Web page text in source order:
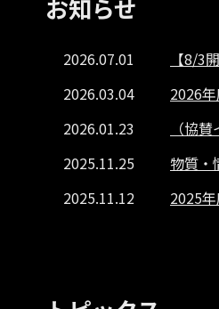
お知らせ
2026.07.01
【8/3
2026.03.04
2026
2026.01.23
（協
2025.11.25
物質・
2025.11.12
2025